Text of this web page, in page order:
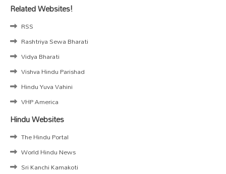
Related Websites!
RSS
Rashtriya Sewa Bharati
Vidya Bharati
Vishva Hindu Parishad
Hindu Yuva Vahini
VHP America
Hindu Websites
The Hindu Portal
World Hindu News
Sri Kanchi Kamakoti